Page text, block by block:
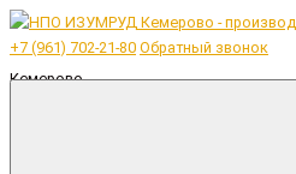
+7 (961) 702-21-80 Обратный звонок